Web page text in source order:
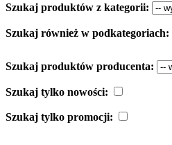
Szukaj produktów z kategorii:
Szukaj również w podkategoriach:
Szukaj produktów producenta:
Szukaj tylko nowości:
Szukaj tylko promocji: